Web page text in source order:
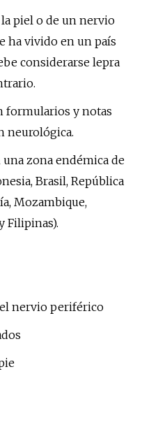
piel o de un nervio
ha vivido en un país
considerarse lepra
formularios y notas
neurológica.
zona endémica de
Brasil, República
Mozambique,
Filipinas).
nervio periférico